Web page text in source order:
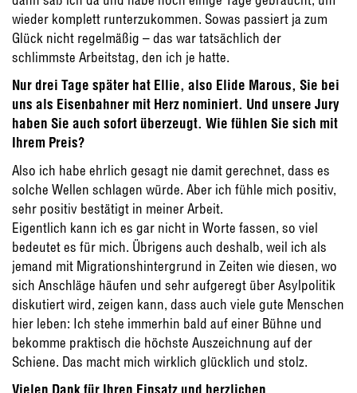
wieder komplett runterzukommen. Sowas passiert ja zum
Glück nicht regelmäßig – das war tatsächlich der
schlimmste Arbeitstag, den ich je hatte.
Nur drei Tage später hat Ellie, also Elide Marous, Sie bei
uns als Eisenbahner mit Herz nominiert. Und unsere Jury
haben Sie auch sofort überzeugt. Wie fühlen Sie sich mit
Ihrem Preis?
Also ich habe ehrlich gesagt nie damit gerechnet, dass es
solche Wellen schlagen würde. Aber ich fühle mich positiv,
sehr positiv bestätigt in meiner Arbeit.
Eigentlich kann ich es gar nicht in Worte fassen, so viel
bedeutet es für mich. Übrigens auch deshalb, weil ich als
jemand mit Migrationshintergrund in Zeiten wie diesen, wo
sich Anschläge häufen und sehr aufgeregt über Asylpolitik
diskutiert wird, zeigen kann, dass auch viele gute Menschen
hier leben: Ich stehe immerhin bald auf einer Bühne und
bekomme praktisch die höchste Auszeichnung auf der
Schiene. Das macht mich wirklich glücklich und stolz.
Vielen Dank für Ihren Einsatz und herzlichen